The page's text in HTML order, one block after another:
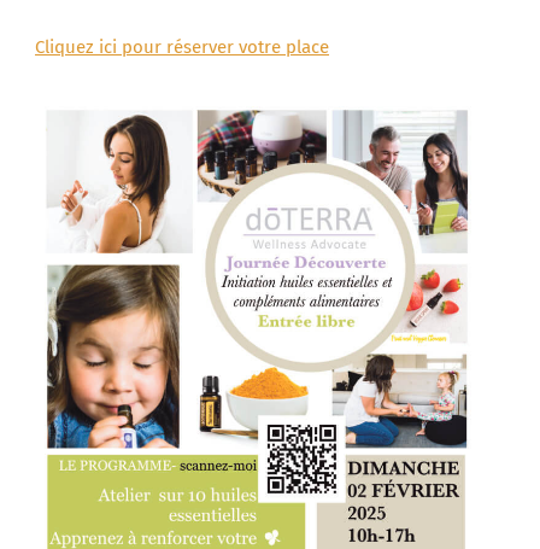
Cliquez ici pour réserver votre place